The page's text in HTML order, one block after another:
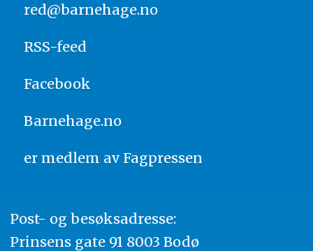
red@barnehage.no
RSS-feed
Facebook
Barnehage.no
er medlem av Fagpressen
Post- og besøksadresse:
Prinsens gate 91 8003 Bodø